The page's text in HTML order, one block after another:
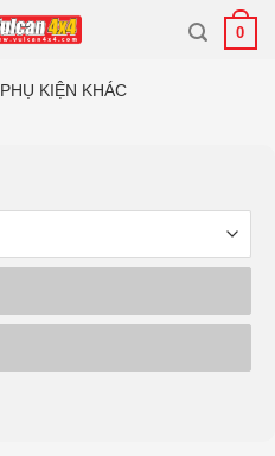
0
PHỤ KIỆN KHÁC